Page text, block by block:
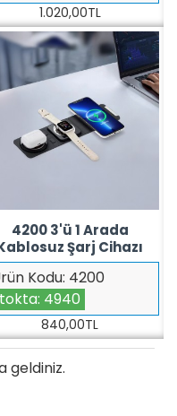
1.020,00TL
Kodu: 4200
4940
4200 3'ü 1 Arada
Şarj Cihazı
840,00TL
geldiniz.